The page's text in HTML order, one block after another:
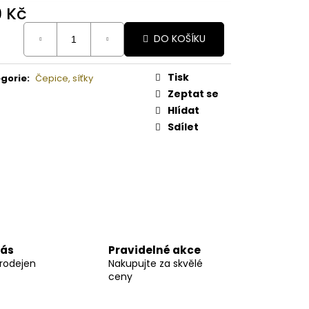
Kč
DO KOŠÍKU
: Čepice, síťky
Tisk
Zeptat se
Hlídat
Sdílet
Pravidelné akce
Nakupujte za skvělé
ceny
MELOUN ORGANICKÉ
BAMBUCKÉ MÁSLO